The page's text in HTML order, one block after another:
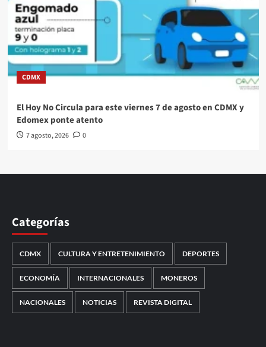
CDMX
El Hoy No Circula para este viernes 7 de agosto en CDMX y
Edomex ponte atento
7 agosto, 2026 0
Categorías
CDMX CULTURA Y ENTRETENIMIENTO DEPORTES
ECONOMÍA INTERNACIONALES MONEROS
NACIONALES NOTICIAS REVISTA DIGITAL